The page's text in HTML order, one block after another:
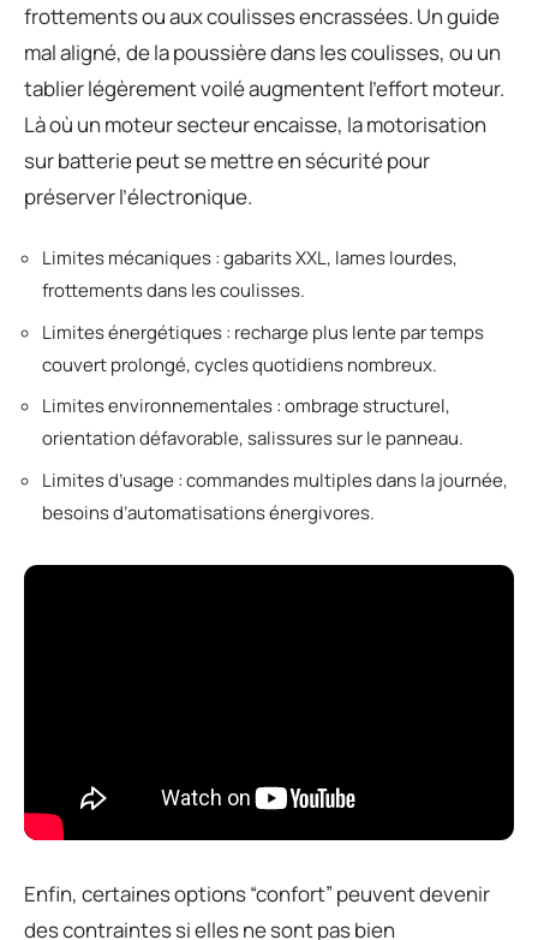
frottements ou aux coulisses encrassées. Un guide
mal aligné, de la poussière dans les coulisses, ou un
tablier légèrement voilé augmentent l’effort moteur.
Là où un moteur secteur encaisse, la motorisation
sur batterie peut se mettre en sécurité pour
préserver l’électronique.
Limites mécaniques : gabarits XXL, lames lourdes,
frottements dans les coulisses.
Limites énergétiques : recharge plus lente par temps
couvert prolongé, cycles quotidiens nombreux.
Limites environnementales : ombrage structurel,
orientation défavorable, salissures sur le panneau.
Limites d’usage : commandes multiples dans la journée,
besoins d’automatisations énergivores.
Enfin, certaines options “confort” peuvent devenir
des contraintes si elles ne sont pas bien